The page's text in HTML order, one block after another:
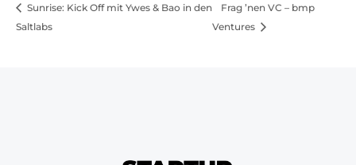
Sunrise: Kick Off mit Ywes & Bao in den
Saltlabs
Frag ’nen VC – bmp
Ventures